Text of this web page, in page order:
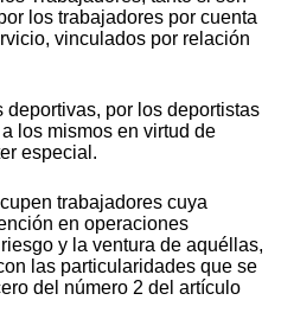
los trabajadores por cuenta
vinculados por relación
deportivas, por los deportistas
los mismos en virtud de
especial.
trabajadores cuya
en operaciones
y la ventura de aquéllas,
las particularidades que se
del número 2 del artículo